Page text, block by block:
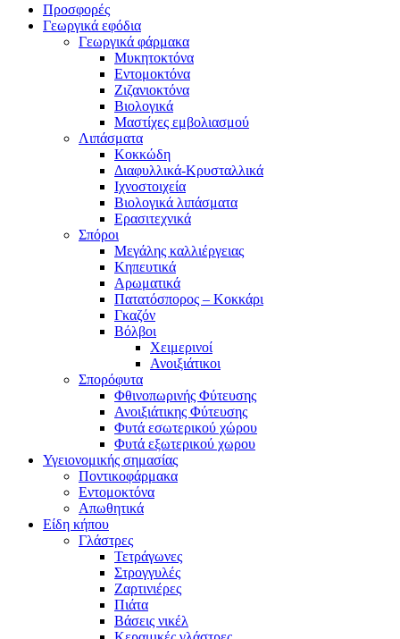
Προσφορές
Γεωργικά εφόδια
Γεωργικά φάρμακα
Μυκητοκτόνα
Εντομοκτόνα
Ζιζανιοκτόνα
Βιολογικά
Μαστίχες εμβολιασμού
Λιπάσματα
Κοκκώδη
Διαφυλλικά-Κρυσταλλικά
Ιχνοστοιχεία
Βιολογικά λιπάσματα
Ερασιτεχνικά
Σπόροι
Μεγάλης καλλιέργειας
Κηπευτικά
Αρωματικά
Πατατόσπορος – Κοκκάρι
Γκαζόν
Βόλβοι
Χειμερινοί
Ανοιξιάτικοι
Σπορόφυτα
Φθινοπωρινής Φύτευσης
Ανοιξιάτικης Φύτευσης
Φυτά εσωτερικού χώρου
Φυτά εξωτερικού χωρου
Υγειονομικής σημασίας
Ποντικοφάρμακα
Εντομοκτόνα
Απωθητικά
Είδη κήπου
Γλάστρες
Τετράγωνες
Στρογγυλές
Ζαρτινιέρες
Πιάτα
Βάσεις νικέλ